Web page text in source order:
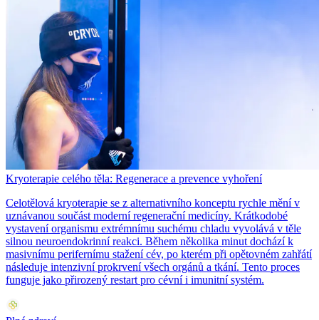
Kryoterapie celého těla: Regenerace a prevence vyhoření
Celotělová kryoterapie se z alternativního konceptu rychle mění v
uznávanou součást moderní regenerační medicíny. Krátkodobé
vystavení organismu extrémnímu suchému chladu vyvolává v těle
silnou neuroendokrinní reakci. Během několika minut dochází k
masivnímu perifernímu stažení cév, po kterém při opětovném zahřátí
následuje intenzivní prokrvení všech orgánů a tkání. Tento proces
funguje jako přirozený restart pro cévní i imunitní systém.